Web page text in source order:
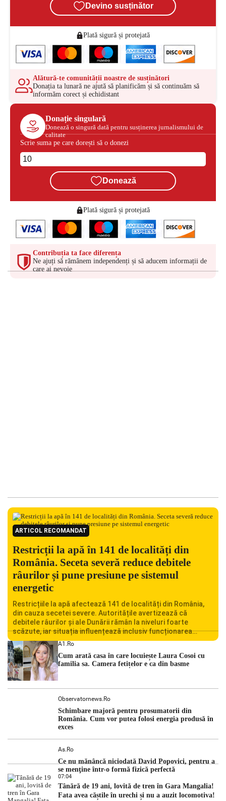
Devino susținător
Plată sigură și protejată
Alătură-te comunității noastre de susținători
Donația ta lunară ne ajută să planificăm și să continuăm să
informăm corect și echidistant
Donație singulară
Donează o singură dată pentru susținerea jurnalismului de
calitate
Scrie suma pe care dorești să o donezi
Donează
Plată sigură și protejată
Contribuția ta face diferența
Ne ajuți să rămânem independenți și să aducem informații de
care ai nevoie
ARTICOL RECOMANDAT
Restricții la apă în 141 de localități din
România. Seceta severă reduce debitele
râurilor și pune presiune pe sistemul
energetic
Restricțiile la apă afectează 141 de localități din România,
din cauza secetei severe. Autoritățile avertizează că
debitele râurilor și ale Dunării rămân la niveluri foarte
scăzute, iar situația influențează inclusiv funcționarea
Centralei Nucleare de la Cernavodă. România se confruntă
cu una dintre cele mai dificile perioade din punct de vedere
hidrologic din ultimii ani. Lipsa […]
A1.ro
Cum arată casa în care locuiește Laura Cosoi cu
familia sa. Camera fetițelor e ca din basme
Observatornews.ro
Schimbare majoră pentru prosumatorii din
România. Cum vor putea folosi energia produsă în
exces
As.ro
Ce nu mănâncă niciodată David Popovici, pentru a
se menţine într-o formă fizică perfectă
07:04
Tânără de 19 ani, lovită de tren în Gara Mangalia!
Fata avea căștile în urechi și nu a auzit locomotiva!